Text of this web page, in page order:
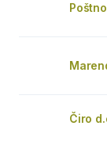
Čiro